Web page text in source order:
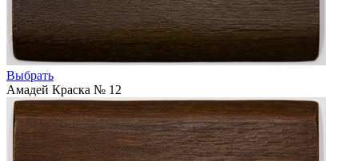
Выбрать
Амадей Краска № 12